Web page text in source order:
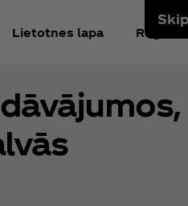
Lietotnes lapa